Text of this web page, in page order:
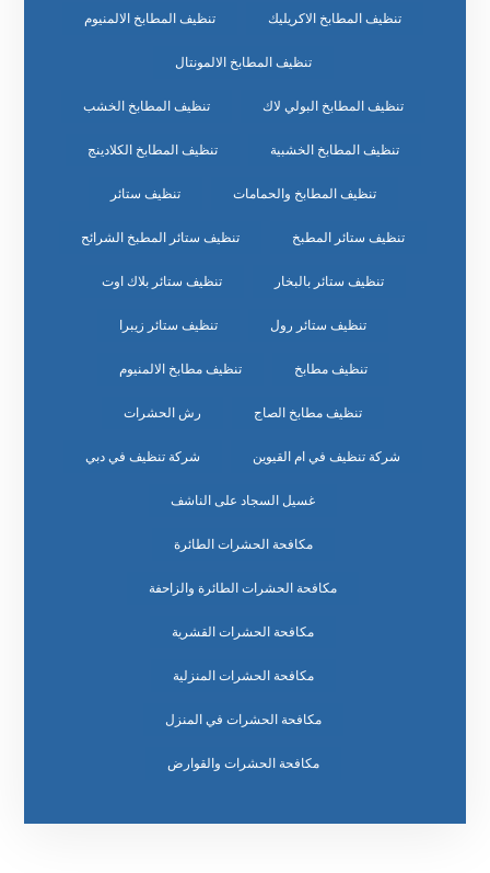
تنظيف المطابخ الاكريليك تنظيف المطابخ الالمنيوم
تنظيف المطابخ الالمونتال
تنظيف المطابخ البولي لاك تنظيف المطابخ الخشب
تنظيف المطابخ الخشبية تنظيف المطابخ الكلادينج
تنظيف المطابخ والحمامات تنظيف ستائر
تنظيف ستائر المطبخ تنظيف ستائر المطبخ الشرائح
تنظيف ستائر بالبخار تنظيف ستائر بلاك اوت
تنظيف ستائر رول تنظيف ستائر زيبرا
تنظيف مطابخ تنظيف مطابخ الالمنيوم
تنظيف مطابخ الصاج رش الحشرات
شركة تنظيف في ام القيوين شركة تنظيف في دبي
غسيل السجاد على الناشف
مكافحة الحشرات الطائرة
مكافحة الحشرات الطائرة والزاحفة
مكافحة الحشرات القشرية
مكافحة الحشرات المنزلية
مكافحة الحشرات في المنزل
مكافحة الحشرات والقوارض